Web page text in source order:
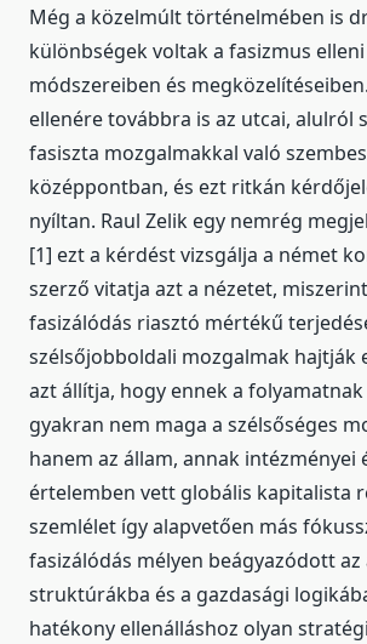
Még a közelmúlt történelmében is
különbségek voltak a fasizmus
módszereiben és
ellenére továbbra is az utcai, alulról
fasiszta mozgalmakkal való
középpontban, és ezt ritkán
nyíltan. Raul Zelik egy nemrég
[1] ezt a kérdést vizsgálja a német
szerző vitatja azt a nézetet,
fasizálódás riasztó mértékű
szélsőjobboldali mozgalmak hajtják
azt állítja, hogy ennek a
gyakran nem maga a szélsőséges
hanem az állam, annak intézményei
értelemben vett globális kapitalista
szemlélet így alapvetően más
fasizálódás mélyen beágyazódott az
struktúrákba és a gazdasági
hatékony ellenálláshoz olyan